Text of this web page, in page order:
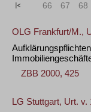
« 66 67 68
OLG Frankfurt/M.,
ZBB 2000, 425
LG Stuttgart, Urt. v.